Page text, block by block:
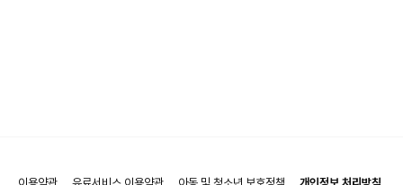
이용약관 유료서비스 이용약관 아동 및 청소년 보호정책
개인정보 처리방침